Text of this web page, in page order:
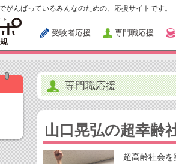
がんばっているみんなのための、応援サイトです。
受験者応援 専門職応援
専門職応援
山口晃弘の超幸齢
超高齢社会を